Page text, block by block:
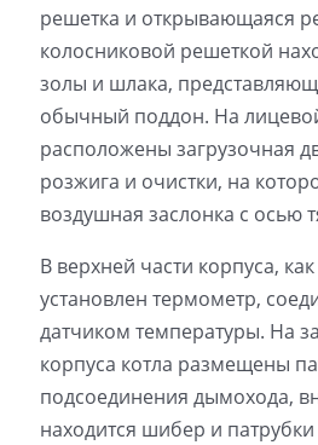
решетка и открывающаяся
колосниковой решеткой
золы и шлака,
обычный поддон. На
расположены загрузочная
розжига и очистки, на
воздушная заслонка с осью
В верхней части корпуса,
установлен термометр,
датчиком температуры. На
корпуса котла размещены
подсоединения дымохода,
находится шибер и